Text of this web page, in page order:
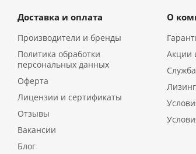
Доставка и оплата
Производители и бренды
Политика обработки
персональных данных
Оферта
Лицензии и сертификаты
Отзывы
Вакансии
Блог
О
Акции